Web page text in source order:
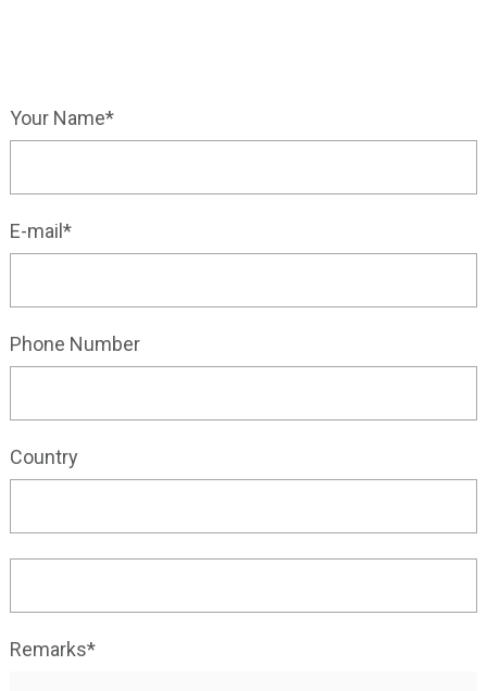
Your Name*
E-mail*
Phone Number
Country
Remarks*